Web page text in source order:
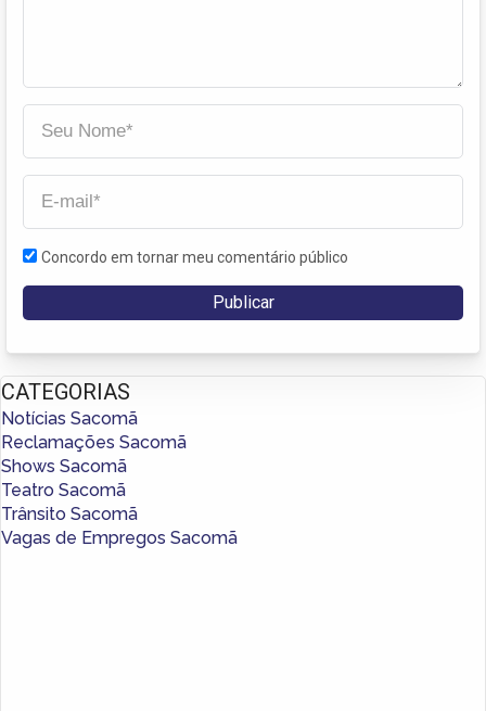
Concordo em tornar meu comentário público
CATEGORIAS
Notícias Sacomã
Reclamações Sacomã
Shows Sacomã
Teatro Sacomã
Trânsito Sacomã
Vagas de Empregos Sacomã